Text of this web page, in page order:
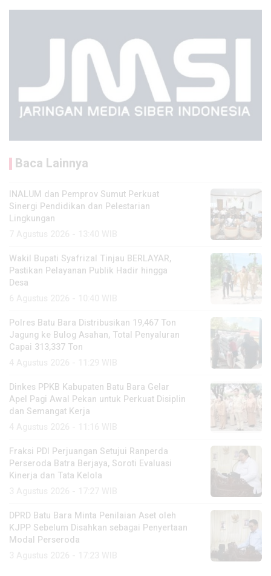
Baca Lainnya
INALUM dan Pemprov Sumut Perkuat
Sinergi Pendidikan dan Pelestarian
Lingkungan
Wakil Bupati Syafrizal Tinjau BERLAYAR,
Pastikan Pelayanan Publik Hadir hingga
Desa
Polres Batu Bara Distribusikan 19,467 Ton
Jagung ke Bulog Asahan, Total Penyaluran
Capai 313,337 Ton
Dinkes PPKB Kabupaten Batu Bara Gelar
Apel Pagi Awal Pekan untuk Perkuat Disiplin
dan Semangat Kerja
Fraksi PDI Perjuangan Setujui Ranperda
Perseroda Batra Berjaya, Soroti Evaluasi
Kinerja dan Tata Kelola
DPRD Batu Bara Minta Penilaian Aset oleh
KJPP Sebelum Disahkan sebagai Penyertaan
Modal Perseroda